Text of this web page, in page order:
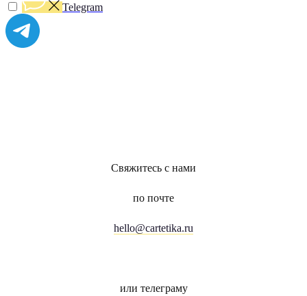
Telegram
Свяжитесь с нами
по почте
hello@cartetika.ru
или телеграму